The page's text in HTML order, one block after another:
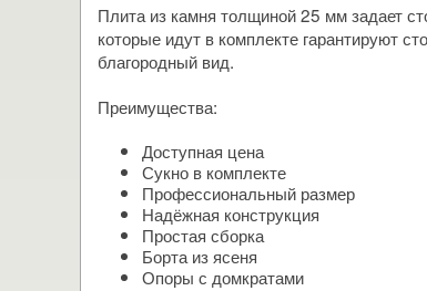
Плита из камня толщиной 25 мм задает
которые идут в комплекте гарантируют
благородный вид.
Преимущества:
Доступная цена
Сукно в комплекте
Профессиональный размер
Надёжная конструкция
Простая сборка
Борта из ясеня
Опоры с домкратами